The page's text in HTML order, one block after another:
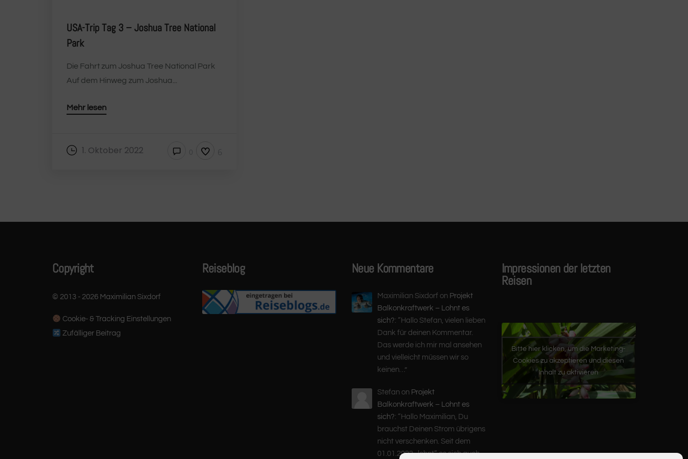
USA-Trip Tag 3 – Joshua Tree National
Park
Die Fahrt zum Joshua Tree National Park
Auf dem Hinweg zum Joshua...
Mehr lesen
1. Oktober 2022
Copyright
© 2013 - 2026 Maximilian Sixdorf
Cookie- & Tracking Einstellungen
Zufälliger Beitrag
Reiseblog Neue Kommentare
Maximilian Sixdorf on Projekt
Balkonkraftwerk – Lohnt es
sich?: “ Hallo Stefan, vielen lieben
Dank für deinen Kommentar.
Das werde ich mir mal ansehen
und vielleicht müssen wir so
keinen… ”
Stefan on Projekt
Balkonkraftwerk – Lohnt es
sich?: “ Hallo Maximilian, Du
brauchst Deinen Strom übrigens
nicht verschenken. Seit dem
01.01.2023 „lohnt“ es sich auch
Impressionen der letzten
Reisen
Bitte hier klicken, um die Marketing-
Cookies zu akzeptieren und diesen
Inhalt zu aktivieren